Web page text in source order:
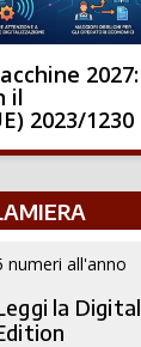
2027:
il
2023/1230
numeri all'anno
la Digital